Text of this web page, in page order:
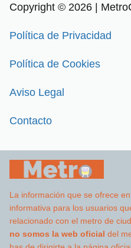
Copyright © 2026 |
Política de Privacidad
Política de Cookies
Aviso Legal
Contacto
La información que se ofrece en
informativa para los usuarios
relacionado con el metro de
no somos la web oficial del